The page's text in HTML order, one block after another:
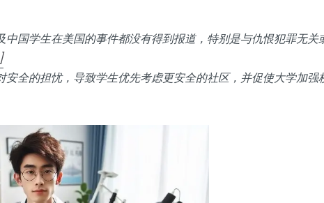
中国学生在美国的事件都没有得到报道，特别是与仇恨犯罪无关
安全的担忧，导致学生优先考虑更安全的社区，并促使大学加强